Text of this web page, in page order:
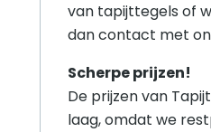
van tapijttegels of
dan contact met
Scherpe prijzen!
De prijzen van
laag, omdat we